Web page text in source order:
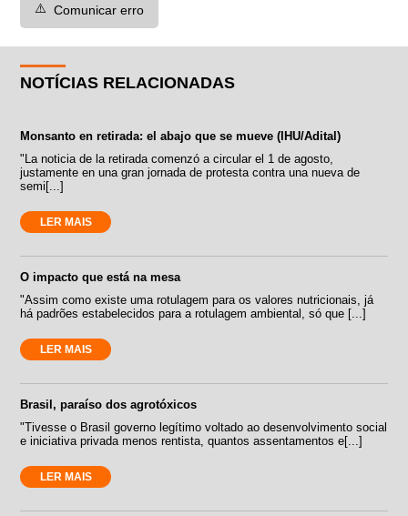
⚠️ Comunicar erro
NOTÍCIAS RELACIONADAS
Monsanto en retirada: el abajo que se mueve (IHU/Adital)
"La noticia de la retirada comenzó a circular el 1 de agosto,
justamente en una gran jornada de protesta contra una nueva de
semi[...]
LER MAIS
O impacto que está na mesa
"Assim como existe uma rotulagem para os valores nutricionais, já
há padrões estabelecidos para a rotulagem ambiental, só que [...]
LER MAIS
Brasil, paraíso dos agrotóxicos
"Tivesse o Brasil governo legítimo voltado ao desenvolvimento social
e iniciativa privada menos rentista, quantos assentamentos e[...]
LER MAIS